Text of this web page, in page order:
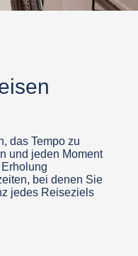
das Tempo zu
und jeden Moment
bei denen Sie
jedes Reiseziels